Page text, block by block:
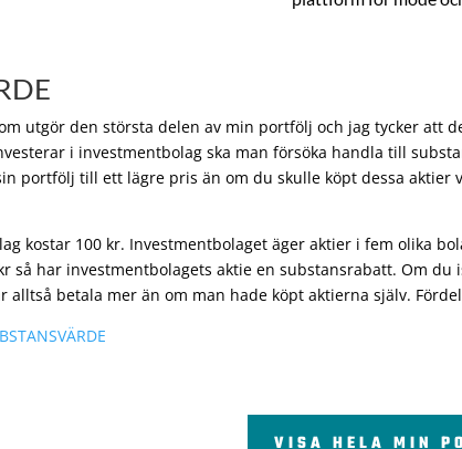
utgör den största delen av min portfölj och jag tycker att
i investmentbolag ska man försöka handla till
portfölj till ett lägre pris än om du skulle köpt dessa aktier
kostar 100 kr. Investmentbolaget äger aktier i fem olika
så har investmentbolagets aktie en substansrabatt. Om
alltså betala mer än om man hade köpt aktierna själv.
VISA HELA MIN